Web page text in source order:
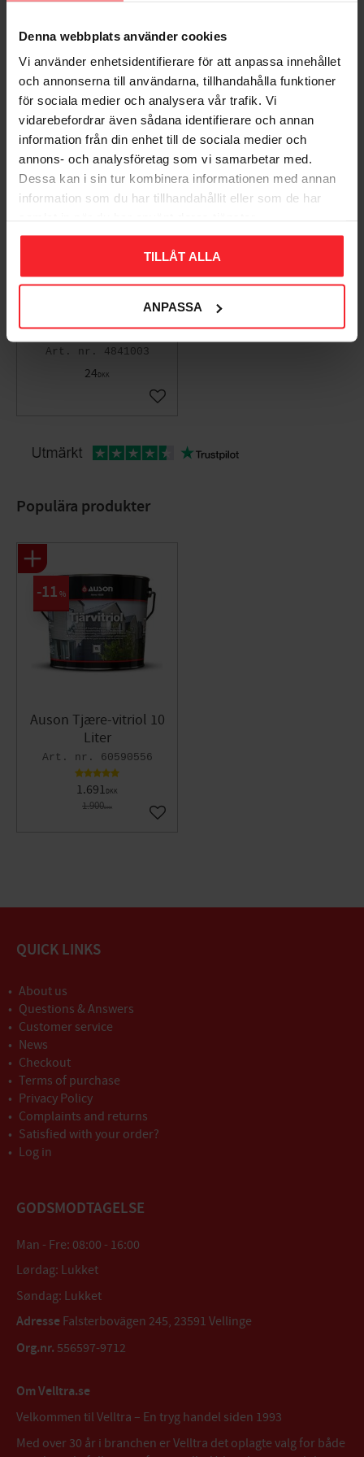
Denna webbplats använder cookies
Vi använder enhetsidentifierare för att anpassa innehållet
och annonserna till användarna, tillhandahålla funktioner
för sociala medier och analysera vår trafik. Vi
vidarebefordrar även sådana identifierare och annan
information från din enhet till de sociala medier och
annons- och analysföretag som vi samarbetar med.
Dessa kan i sin tur kombinera informationen med annan
information som du har tillhandahållit eller som de har
TILLÅT ALLA
ANPASSA
Ezze
1986462
22DKK
Gem som favorit
Forkromet Ezze
002014803
32DKK
Udluftningsventil G6
Til Køler, Ezze
4841003
24DKK
Gem som favorit
Populära produkter
Auson Tjære-vitriol 10
Liter
60590556
1.691DKK
1.900DKK
11 %
Gem som favorit
QUICK LINKS
About us
Questions & Answers
Customer service
News
Checkout
Terms of purchase
Privacy Policy
Complaints and returns
Satisfied with your order?
Log in
GODSMODTAGELSE
Man - Fre: 08:00 - 16:00
Lørdag: Lukket
Søndag: Lukket
Adresse Falsterbovägen 245, 23591 Vellinge
Org.nr. 556597-9712
Om Velltra.se
Velkommen til Velltra – En tryg handel siden 1993
Med over 30 år i branchen er Velltra det oplagte valg for både